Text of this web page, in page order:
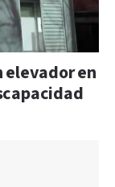
elevador en